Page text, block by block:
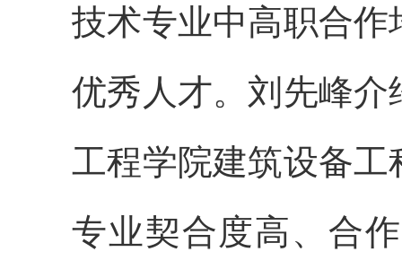
技术专业中高职合
优秀人才。 刘先峰介
工程学院建筑设备
专业契合度高、合